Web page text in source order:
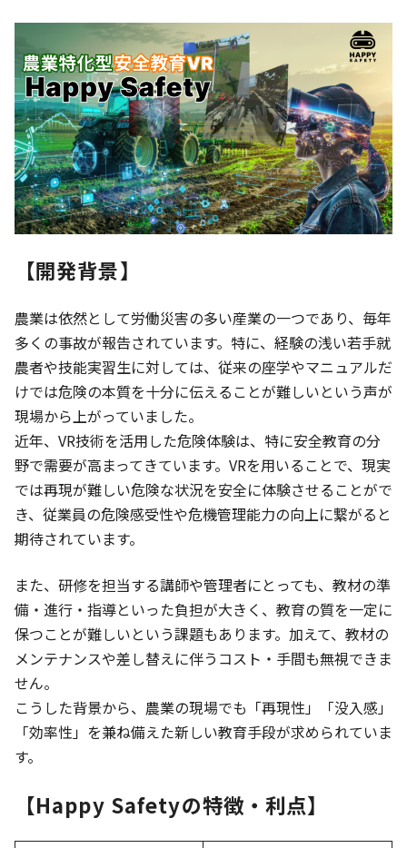
【開発背景】
農業は依然として労働災害の多い産業の一つであり、毎年
多くの事故が報告されています。特に、経験の浅い若手就
農者や技能実習生に対しては、従来の座学やマニュアルだ
けでは危険の本質を十分に伝えることが難しいという声が
現場から上がっていました。
近年、VR技術を活用した危険体験は、特に安全教育の分
野で需要が高まってきています。VRを用いることで、現実
では再現が難しい危険な状況を安全に体験させることがで
き、従業員の危険感受性や危機管理能力の向上に繋がると
期待されています。
また、研修を担当する講師や管理者にとっても、教材の準
備・進行・指導といった負担が大きく、教育の質を一定に
保つことが難しいという課題もあります。加えて、教材の
メンテナンスや差し替えに伴うコスト・手間も無視できま
せん。
こうした背景から、農業の現場でも「再現性」「没入感」
「効率性」を兼ね備えた新しい教育手段が求められていま
す。
【Happy Safetyの特徴・利点】